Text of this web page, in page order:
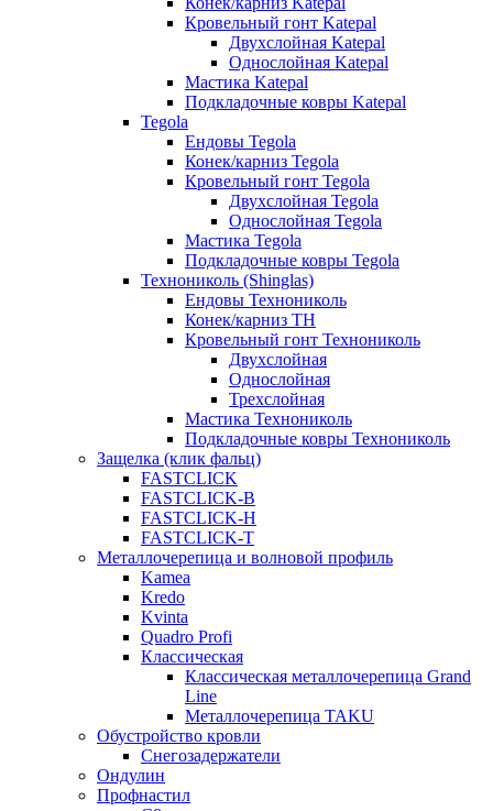
Кровельный гонт Katepal
Двухслойная Katepal
Однослойная Katepal
Мастика Katepal
Подкладочные ковры Katepal
Tegola
Ендовы Tegola
Конек/карниз Tegola
Кровельный гонт Tegola
Двухслойная Tegola
Однослойная Tegola
Мастика Tegola
Подкладочные ковры Tegola
Технониколь (Shinglas)
Ендовы Технониколь
Конек/карниз ТН
Кровельный гонт Технониколь
Двухслойная
Однослойная
Трехслойная
Мастика Технониколь
Подкладочные ковры Технониколь
Защелка (клик фальц)
FASTCLICK
FASTCLICK-B
FASTCLICK-H
FASTCLICK-T
Металлочерепица и волновой профиль
Kamea
Kredo
Kvinta
Quadro Profi
Классическая
Классическая металлочерепица Grand
Line
Металлочерепица TAKU
Обустройство кровли
Снегозадержатели
Ондулин
Профнастил